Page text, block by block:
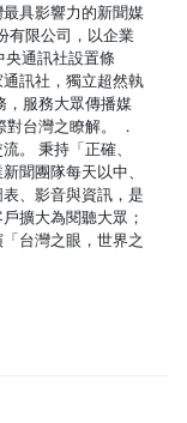
具影響力的新聞媒
有限公司，以企業
通訊社設置條
訊社，獨立超然執
，服務大眾傳播媒
台灣之瞭解。 ．
。 秉持「正確、
聞團隊每天以中、
、影音與資訊，是
擴大為閱聽大眾；
台灣之眼，世界之